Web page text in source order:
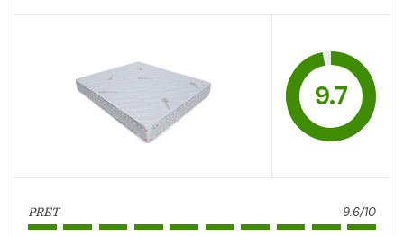
9.7
PRET 9.6/10